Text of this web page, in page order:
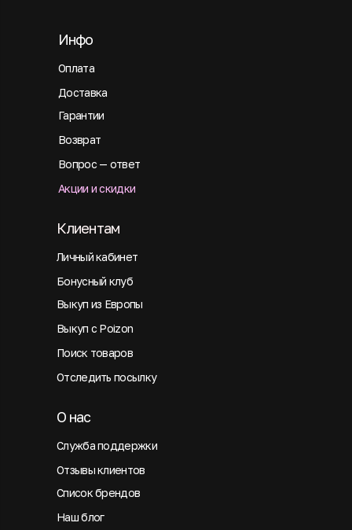
Оплата
Инфо
Доставка
Гарантии
Возврат
Вопрос — ответ
Акции и скидки
Личный кабинет
Клиентам
Бонусный клуб
Выкуп из Европы
Выкуп с Poizon
Поиск товаров
Отследить посылку
Служба поддержки
О нас
Отзывы клиентов
Список брендов
Наш блог